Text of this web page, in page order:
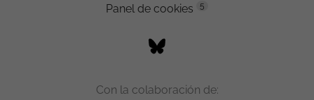
Panel de cookies
5
Con la colaboración de: